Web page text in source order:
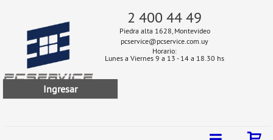
2 400 44 49
Piedra alta 1628, Montevideo
pcservice@pcservice.com.uy
Horario:
Lunes a Viernes 9 a 13 - 14 a 18.30 hs
Ingresar